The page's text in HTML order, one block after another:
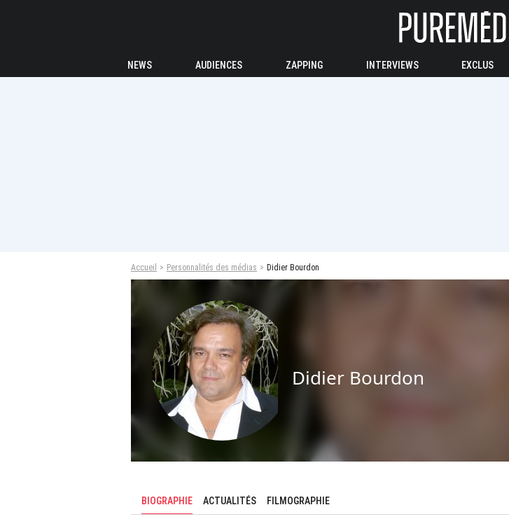
NEWS AUDIENCES ZAPPING INTERVIEWS EXCLUS
Accueil Personnalités des médias Didier Bourdon
Didier Bourdon
BIOGRAPHIE ACTUALITÉS FILMOGRAPHIE